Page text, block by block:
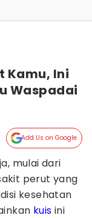
Kamu, Ini
Waspadai
Add Us on Google
mulai dari
perut yang
kesehatan
kuis ini